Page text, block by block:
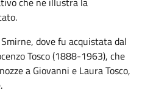
dove fu acquistata dal
Tosco (1888-1963), che
a Giovanni e Laura Tosco,